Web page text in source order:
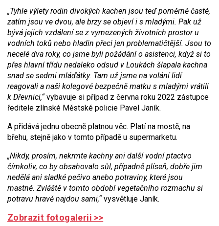
„Tyhle výlety rodin divokých kachen jsou teď poměrně časté,
zatím jsou ve dvou, ale brzy se objeví i s mladými. Pak už
bývá jejich vzdálení se z vymezených životních prostor u
vodních toků nebo hladin přeci jen problematičtější. Jsou to
necelé dva roky, co jsme byli požádání o asistenci, když si to
přes hlavní třídu nedaleko odsud v Loukách šlapala kachna
snad se sedmi mláďátky. Tam už jsme na volání lidí
reagovali a naši kolegové bezpečně matku s mladými vrátili
k Dřevnici,“vybavuje si případ z června roku 2022 zástupce
ředitele zlínské Městské policie Pavel Janík.
A přidává jednu obecně platnou věc. Platí na mostě, na
břehu, stejně jako v tomto případě u supermarketu.
„Nikdy, prosím, nekrmte kachny ani další vodní ptactvo
čímkoliv, co by obsahovalo sůl, případně plíseň, dobře jim
nedělá ani sladké pečivo anebo potraviny, které jsou
mastné. Zvláště v tomto období vegetačního rozmachu si
potravu hravě najdou sami,“vysvětluje Janík.
Zobrazit fotogalerii >>